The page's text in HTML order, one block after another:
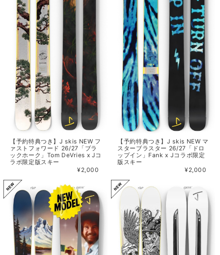
【予約特典つき】J skis NEW フ
ァストフォワード 26/27「ブラ
ックホーク」Tom DeVries x Jコ
ラボ限定版スキー
¥2,000
【予約特典つき】J skis NEW マ
スターブラスター 26/27「ドロ
ップイン」Fank x Jコラボ限定
版スキー
¥2,000